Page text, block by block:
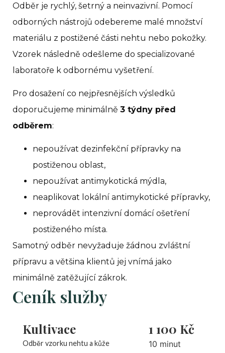
Odběr je rychlý, šetrný a neinvazivní. Pomocí
odborných nástrojů odebereme malé množství
materiálu z postižené části nehtu nebo pokožky.
Vzorek následně odešleme do specializované
laboratoře k odbornému vyšetření.
Pro dosažení co nejpřesnějších výsledků
doporučujeme minimálně 3 týdny před
odběrem:
nepoužívat dezinfekční přípravky na
postiženou oblast,
nepoužívat antimykotická mýdla,
neaplikovat lokální antimykotické přípravky,
neprovádět intenzivní domácí ošetření
postiženého místa.
Samotný odběr nevyžaduje žádnou zvláštní
přípravu a většina klientů jej vnímá jako
minimálně zatěžující zákrok.
Ceník služby
Kultivace
Odběr vzorku nehtu a kůže
1 100 Kč
10 minut